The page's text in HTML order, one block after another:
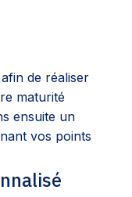
de réaliser
maturité
ensuite un
vos points